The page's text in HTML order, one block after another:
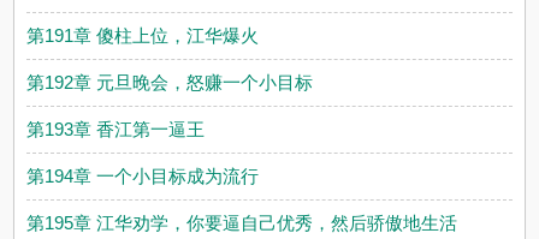
第191章 傻柱上位，江华爆火
第192章 元旦晚会，怒赚一个小目标
第193章 香江第一逼王
第194章 一个小目标成为流行
第195章 江华劝学，你要逼自己优秀，然后骄傲地生活